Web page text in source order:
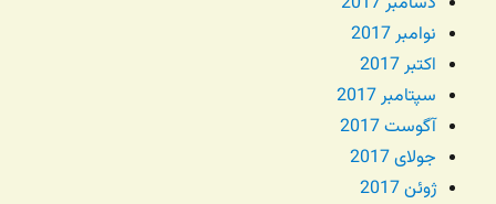
نوامبر 2017
اکتبر 2017
سپتامبر 2017
آگوست 2017
جولای 2017
ژوئن 2017